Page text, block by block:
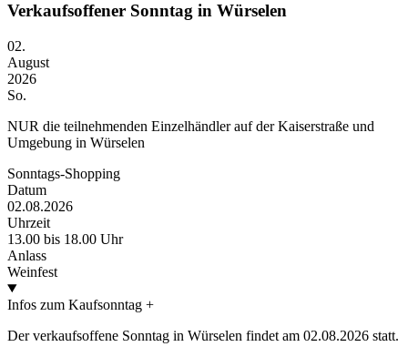
Verkaufsoffener Sonntag in Würselen
02.
August
2026
So.
NUR die teilnehmenden Einzelhändler auf der Kaiserstraße und
Umgebung in Würselen
Sonntags-Shopping
Datum
02.08.2026
Uhrzeit
13.00 bis 18.00 Uhr
Anlass
Weinfest
Infos zum Kaufsonntag +
Der verkaufsoffene Sonntag in Würselen findet am 02.08.2026 statt.